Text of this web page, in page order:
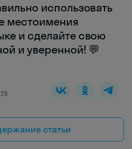
использовать
местоимения
и сделайте свою
и уверенной! 💬
статьи